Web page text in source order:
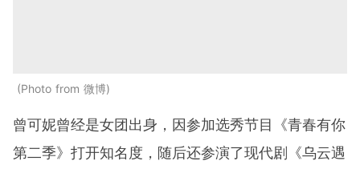
Photo from 微博
曾可妮曾经是女团出身，因参加选秀节目《青春有你
第二季》打开知名度，随后还参演了现代剧《乌云遇